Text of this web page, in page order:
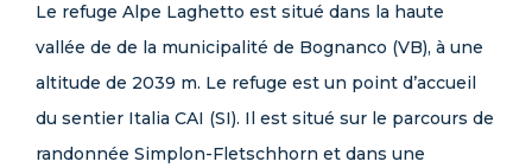
Le refuge Alpe Laghetto est situé dans la haute
vallée de de la municipalité de Bognanco (VB), à une
altitude de 2039 m. Le refuge est un point d’accueil
du sentier Italia CAI (SI). Il est situé sur le parcours de
randonnée Simplon-Fletschhorn et dans une